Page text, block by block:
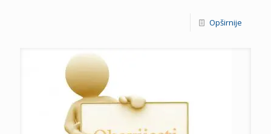
Opširnije